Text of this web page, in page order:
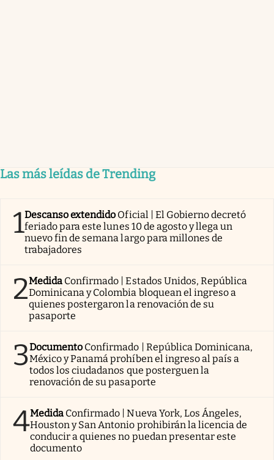
Las más leídas de Trending
1Descanso extendido Oficial | El Gobierno decretó
feriado para este lunes 10 de agosto y llega un
nuevo fin de semana largo para millones de
trabajadores
2Medida Confirmado | Estados Unidos, República
Dominicana y Colombia bloquean el ingreso a
quienes postergaron la renovación de su
pasaporte
3Documento Confirmado | República Dominicana,
México y Panamá prohíben el ingreso al país a
todos los ciudadanos que posterguen la
renovación de su pasaporte
4Medida Confirmado | Nueva York, Los Ángeles,
Houston y San Antonio prohibirán la licencia de
conducir a quienes no puedan presentar este
documento